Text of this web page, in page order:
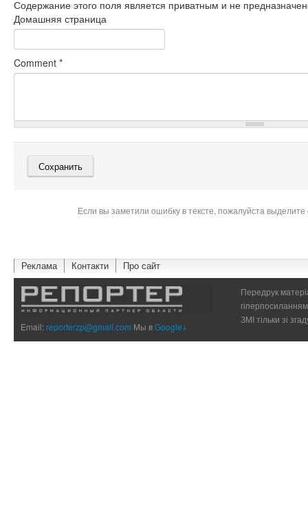
Содержание этого поля является приватным и не
Домашняя страница
Comment *
Если вы заметили ошибку в тексте, пожалуйста
Реклама Контакти Про сайт
Email:reporterzp@gmail.com Мы вGoogle+
Передрук
ЗМІ тільки зі